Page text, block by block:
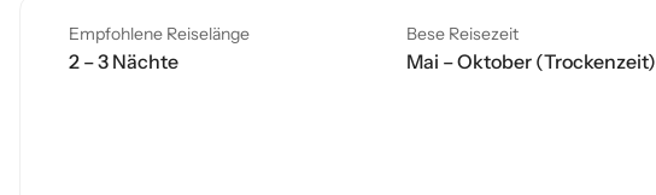
Empfohlene Reiselänge
2 – 3 Nächte
Bese Reisezeit
Mai – Oktober (Trockenzeit)